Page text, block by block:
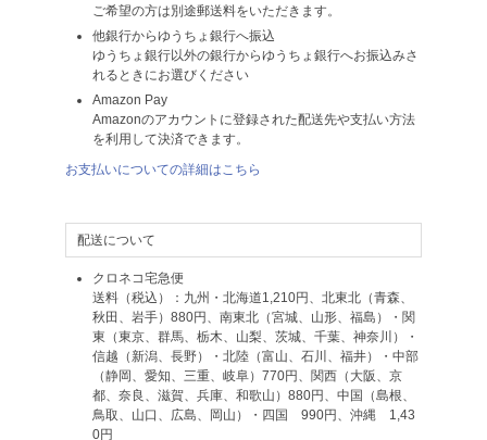
ご希望の方は別途郵送料をいただきます。
他銀行からゆうちょ銀行へ振込
ゆうちょ銀行以外の銀行からゆうちょ銀行へお振込みさ
れるときにお選びください
Amazon Pay
Amazonのアカウントに登録された配送先や支払い方法
を利用して決済できます。
お支払いについての詳細はこちら
配送について
クロネコ宅急便
送料（税込）：九州・北海道1,210円、北東北（青森、
秋田、岩手）880円、南東北（宮城、山形、福島）・関
東（東京、群馬、栃木、山梨、茨城、千葉、神奈川）・
信越（新潟、長野）・北陸（富山、石川、福井）・中部
（静岡、愛知、三重、岐阜）770円、関西（大阪、京
都、奈良、滋賀、兵庫、和歌山）880円、中国（島根、
鳥取、山口、広島、岡山）・四国 990円、沖縄 1,43
0円